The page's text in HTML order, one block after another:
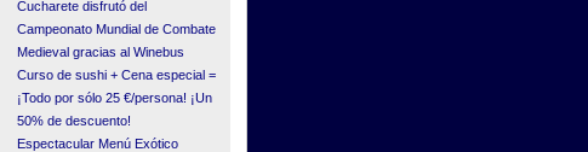
Cucharete disfrutó del
Campeonato Mundial de Combate
Medieval gracias al Winebus
Curso de sushi + Cena especial =
¡Todo por sólo 25 €/persona! ¡Un
50% de descuento!
Espectacular Menú Exótico